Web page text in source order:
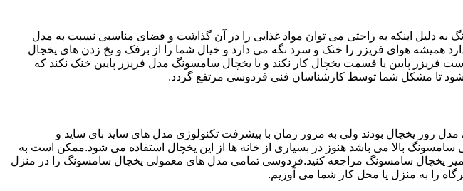
دلیل اینکه به راحتی می توان مواد غذایی را در آن گذاشت و فضای مناسبی نسبت به مدل
همیشه هوای فریزر را خنک و سرد نگه می دارد و خیال شما را از برفک و یخ زدن های یخچال
پایین یا قسمت یخچال کار نکند و یا یخچال سامسونگ مدل فریزر پایین خنک نکند که
شود تا مشکل شما توسط کارشناسان فنی فردوسی مرتفع گردد.
روز یخچال بودند ولی به مرور زمان با پیشرفت تکنولوژی مدل های ساید بای ساید و
بالا می باشد هنوز در بسیاری از خانه ها از این یخچال استفاده می شود.ممکن است به
یخچال سامسونگ مراجعه کنید.فردوسی تمامی مدل های معمولی یخچال سامسونگ را در منزل
را به منزل یا محل کار شما می آوریم.